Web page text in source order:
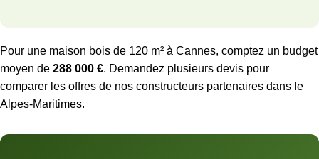
Pour une maison bois de 120 m² à Cannes, comptez un budget
moyen de 288 000 €. Demandez plusieurs devis pour
comparer les offres de nos constructeurs partenaires dans le
Alpes-Maritimes.